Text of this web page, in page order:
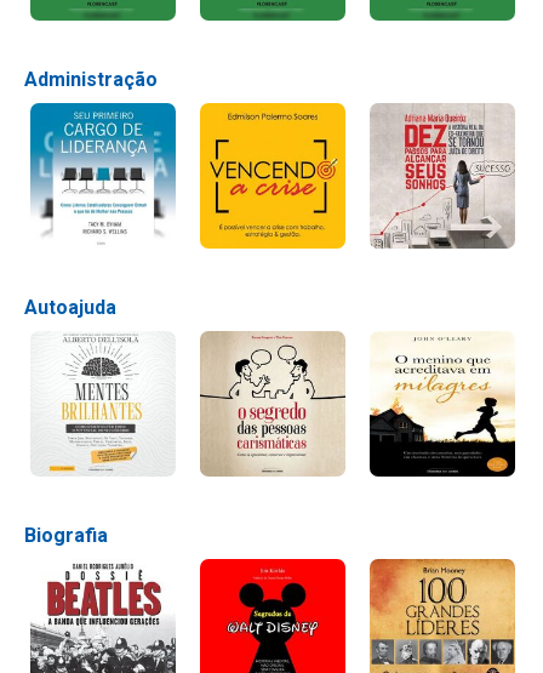
Administração
Autoajuda
Biografia